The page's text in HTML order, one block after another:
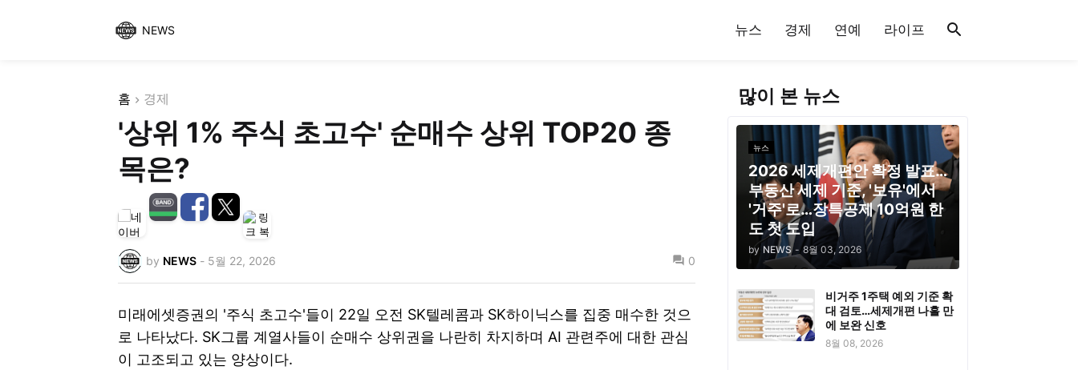
NEWS 뉴스 경제 연예 라이프
홈 경제
'상위 1% 주식 초고수' 순매수 상위 TOP20 종
목은?
by NEWS - 5월 22, 2026 0
미래에셋증권의 '주식 초고수'들이 22일 오전 SK텔레콤과 SK하이닉스를 집중 매수한 것으
로 나타났다. SK그룹 계열사들이 순매수 상위권을 나란히 차지하며 AI 관련주에 대한 관심
이 고조되고 있는 양상이다.
많이 본 뉴스
뉴스
2026 세제개편안 확정 발표…
부동산 세제 기준, '보유'에서
'거주'로…장특공제 10억원 한
도 첫 도입
by NEWS - 8월 03, 2026
비거주 1주택 예외 기준 확
대 검토…세제개편 나흘 만
에 보완 신호
8월 08, 2026